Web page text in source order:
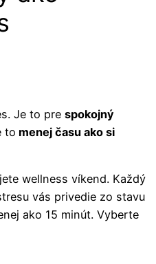
Je to pre spokojný
to menej času ako si
wellness víkend. Každý
vás privedie zo stavu
ako 15 minút. Vyberte